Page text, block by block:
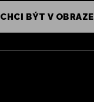
CHCI BÝT V OBRAZE